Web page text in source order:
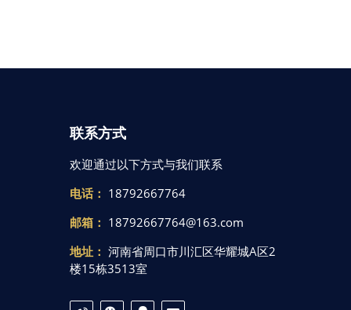
联系方式
欢迎通过以下方式与我们联系
电话： 18792667764
邮箱： 18792667764@163.com
地址： 河南省周口市川汇区华耀城A区2
楼15栋3513室